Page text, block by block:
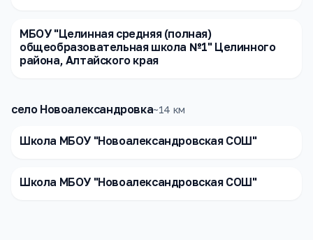
МБОУ "Целинная средняя (полная)
общеобразовательная школа №1" Целинного
района, Алтайского края
село Новоалександровка~14 км
Школа МБОУ "Новоалександровская СОШ"
Школа МБОУ "Новоалександровская СОШ"